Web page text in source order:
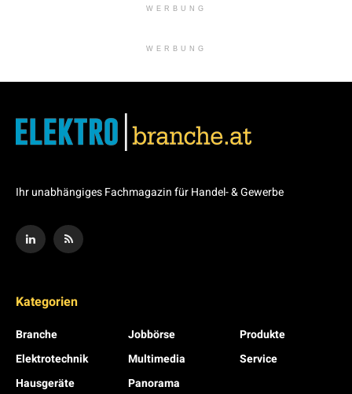
WERBUNG
WERBUNG
Ihr unabhängiges Fachmagazin für Handel- & Gewerbe
Kategorien
Branche
Elektrotechnik
Hausgeräte
Jobbörse
Multimedia
Panorama
Produkte
Service